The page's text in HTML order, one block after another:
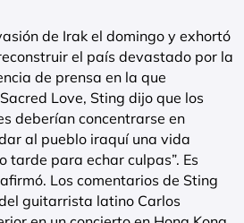
de Irak el domingo y exhortó
el país devastado por la
de prensa en la que
Love, Sting dijo que los
deberían concentrarse en
al pueblo iraquí una vida
tarde para echar culpas”. Es
Los comentarios de Sting
guitarrista latino Carlos